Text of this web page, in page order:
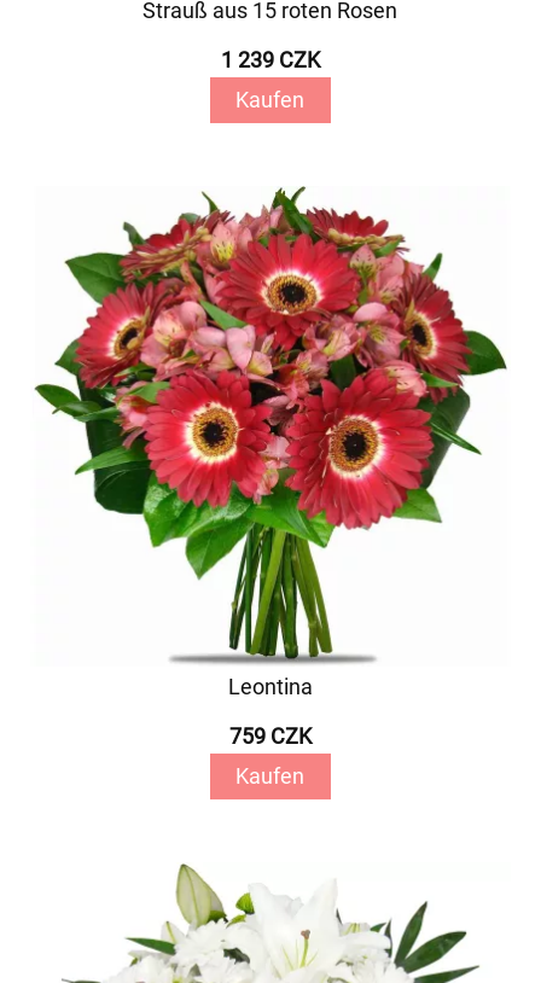
Strauß aus 15 roten Rosen
1 239 CZK
Kaufen
Leontina
759 CZK
Kaufen